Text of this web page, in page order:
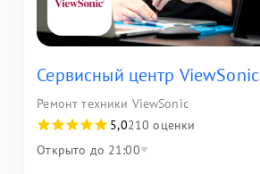
Сервисный центр ViewSonic
Ремонт техники ViewSonic
5,0210 оценки
Открыто до 21:00